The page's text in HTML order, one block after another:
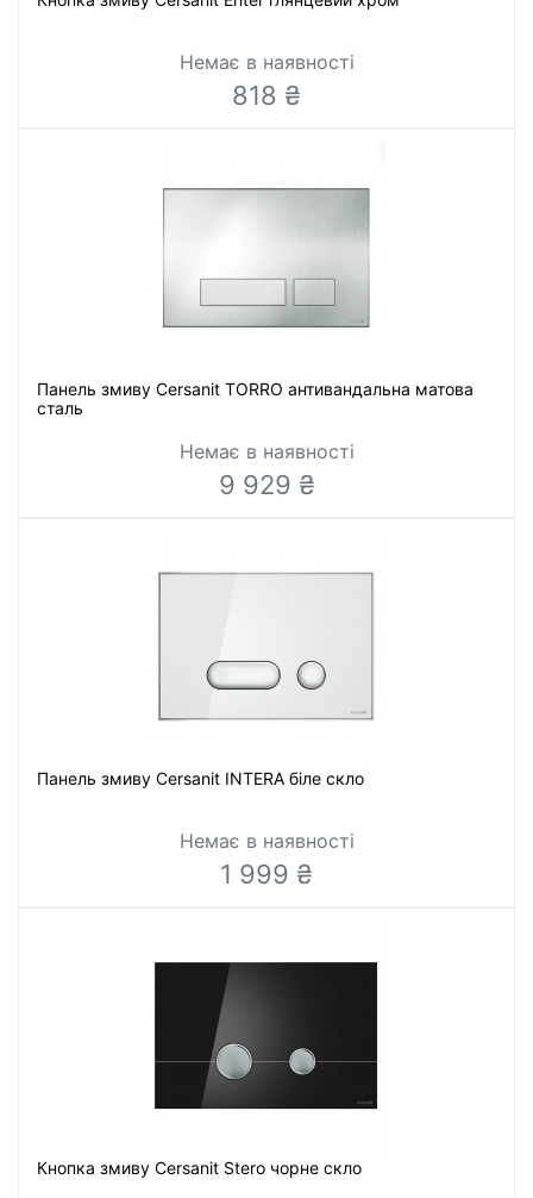
Немає в наявності
818 ₴
Панель змиву Cersanit TORRO антивандальна матова
сталь
Немає в наявності
9 929 ₴
Панель змиву Cersanit INTERA біле скло
Немає в наявності
1 999 ₴
Кнопка змиву Cersanit Stero чорне скло